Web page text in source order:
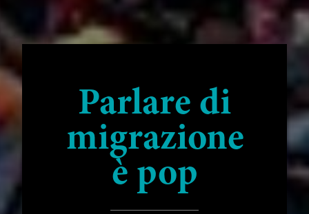
Parlare di
migrazione
è pop